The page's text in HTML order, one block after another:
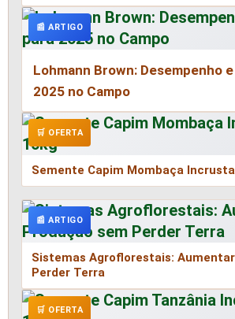
📰 ARTIGO
Lohmann Brown: Desempenho
2025 no Campo
🛒 OFERTA
Semente Capim Mombaça
📰 ARTIGO
Sistemas Agroflorestais:
Perder Terra
🛒 OFERTA